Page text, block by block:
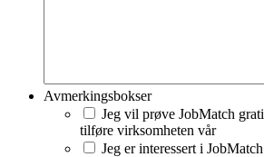
Avmerkingsbokser
Jeg vil prøve JobMatch
tilføre virksomheten vår
Jeg er interessert i